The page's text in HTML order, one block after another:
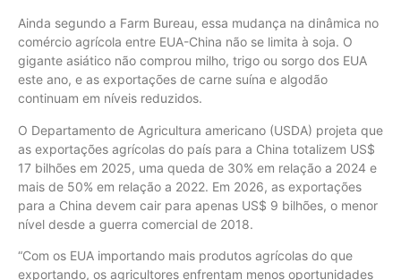
Ainda segundo a Farm Bureau, essa mudança na dinâmica no
comércio agrícola entre EUA-China não se limita à soja. O
gigante asiático não comprou milho, trigo ou sorgo dos EUA
este ano, e as exportações de carne suína e algodão
continuam em níveis reduzidos.
O Departamento de Agricultura americano (USDA) projeta que
as exportações agrícolas do país para a China totalizem US$
17 bilhões em 2025, uma queda de 30% em relação a 2024 e
mais de 50% em relação a 2022. Em 2026, as exportações
para a China devem cair para apenas US$ 9 bilhões, o menor
nível desde a guerra comercial de 2018.
“Com os EUA importando mais produtos agrícolas do que
exportando, os agricultores enfrentam menos oportunidades